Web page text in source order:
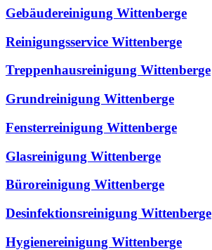
Gebäudereinigung Wittenberge
Reinigungsservice Wittenberge
Treppenhausreinigung Wittenberge
Grundreinigung Wittenberge
Fensterreinigung Wittenberge
Glasreinigung Wittenberge
Büroreinigung Wittenberge
Desinfektionsreinigung Wittenberge
Hygienereinigung Wittenberge